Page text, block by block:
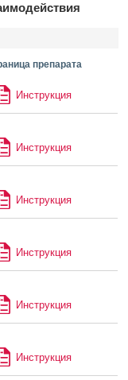
препарата
Инструкция
Инструкция
Инструкция
Инструкция
Инструкция
Инструкция